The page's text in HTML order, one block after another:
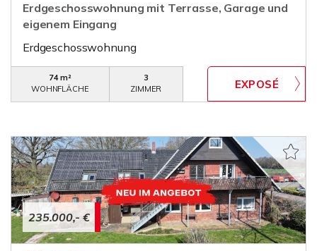
Erdgeschosswohnung mit Terrasse, Garage und
eigenem Eingang
Erdgeschosswohnung
74 m²
WOHNFLÄCHE
3
ZIMMER
235.000,- €